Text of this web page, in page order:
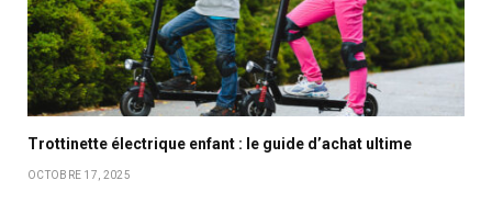
Trottinette électrique enfant : le guide d’achat ultime
OCTOBRE 17, 2025